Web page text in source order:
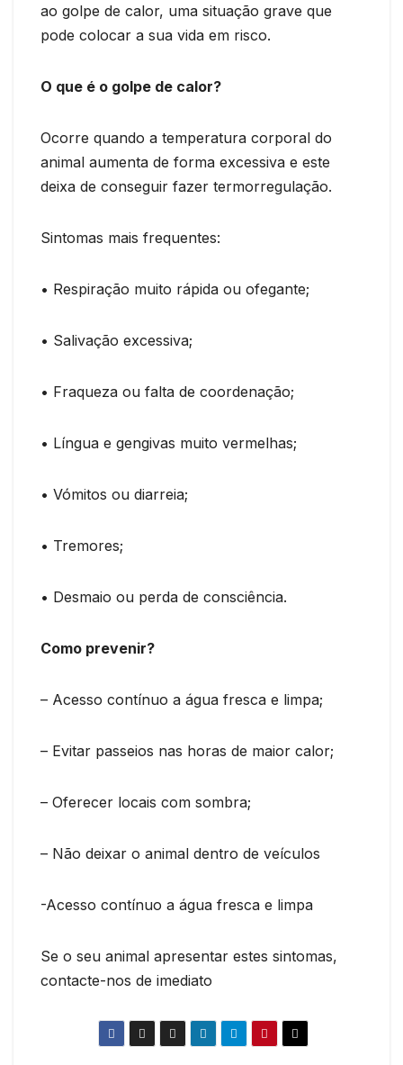
ao golpe de calor, uma situação grave que
pode colocar a sua vida em risco.
O que é o golpe de calor?
Ocorre quando a temperatura corporal do
animal aumenta de forma excessiva e este
deixa de conseguir fazer termorregulação.
Sintomas mais frequentes:
• Respiração muito rápida ou ofegante;
• Salivação excessiva;
• Fraqueza ou falta de coordenação;
• Língua e gengivas muito vermelhas;
• Vómitos ou diarreia;
• Tremores;
• Desmaio ou perda de consciência.
Como prevenir?
– Acesso contínuo a água fresca e limpa;
– Evitar passeios nas horas de maior calor;
– Oferecer locais com sombra;
– Não deixar o animal dentro de veículos
-Acesso contínuo a água fresca e limpa
Se o seu animal apresentar estes sintomas,
contacte-nos de imediato